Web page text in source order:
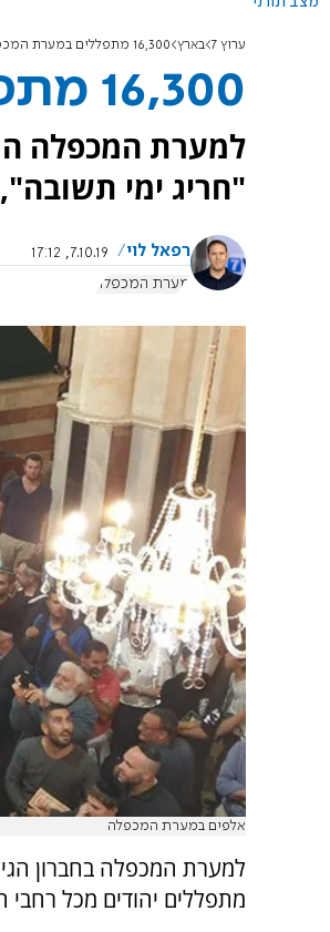
ערוץ 7 בארץ 16,300 מתפללים במערת המכפלה בחברון
16,300 מתפללים במערת המכפלה בחברון
"חריג ימי
רפאל לוי
7.10.19, 17:12
מערת המכפלה
אלפים במערת המכפלה
מתפללים יהודים מכל רחבי